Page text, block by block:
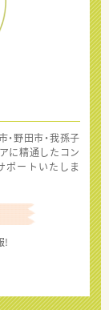
・野田市・我孫子
に精通したコン
ポートいたしま
!